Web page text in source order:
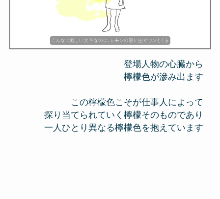
登場人物の心臓から
檸檬色が滲み出ます
この檸檬色こそが仕事人によって
探り当てられていく檸檬そのものであり
一人ひとり異なる檸檬色を抱えています